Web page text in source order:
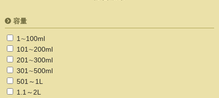
容量
1∼100ml
101∼200ml
201∼300ml
301∼500ml
501～1L
1.1～2L